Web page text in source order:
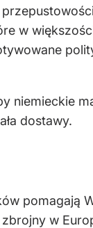
w
niemieckie
dostawy.
pomagają
w